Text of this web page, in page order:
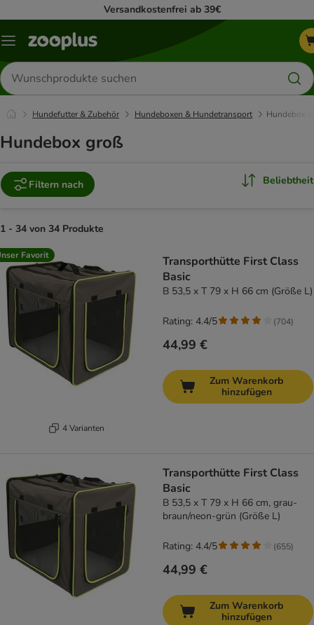
Versandkostenfrei ab 39€
Menü
Produkte
suchen
Hundefutter & Zubehör Hundeboxen & Hundetransport Hundebox
Hundebox groß
Filtern nach Beliebtheit
1 - 34 von 34 Produkte
product items have been changed
Favorit
4 Varianten
Transporthütte First Class
Basic
B 53,5 x T 79 x H 66 cm (Größe L)
44,99 €
Rating: 4.4/5 (704)
Zum Warenkorb
hinzufügen
Transporthütte First Class
Basic
B 53,5 x T 79 x H 66 cm, grau-
braun/neon-grün (Größe L)
44,99 €
Rating: 4.4/5 (655)
Zum Warenkorb
hinzufügen